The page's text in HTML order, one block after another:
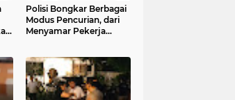
Polisi Bongkar Berbagai
Modus Pencurian, dari
Menyamar Pekerja